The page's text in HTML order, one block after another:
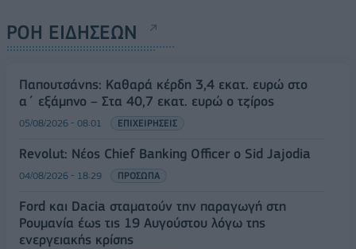
ΡΟΗ ΕΙΔΗΣΕΩΝ
Παπουτσάνης: Καθαρά κέρδη 3,4 εκατ. ευρώ στο
α΄ εξάμηνο – Στα 40,7 εκατ. ευρώ ο τζίρος
05/08/2026 - 08:01 ΕΠΙΧΕΙΡΗΣΕΙΣ
Revolut: Νέος Chief Banking Officer ο Sid Jajodia
04/08/2026 - 18:29 ΠΡΟΣΩΠΑ
Ford και Dacia σταματούν την παραγωγή στη
Ρουμανία έως τις 19 Αυγούστου λόγω της
ενεργειακής κρίσης